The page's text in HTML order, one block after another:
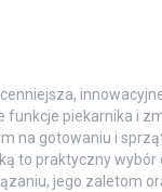
piekarnika i
na gotowaniu i
to praktyczny wybór
jego zaletom